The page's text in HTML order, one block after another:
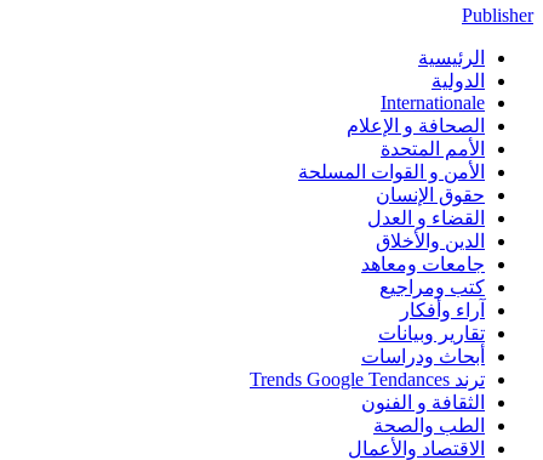
Publisher
الرئيسية
الدولية
Internationale
الصحافة و الإعلام
الأمم المتحدة
الأمن و القوات المسلحة
حقوق الإنسان
القضاء و العدل
الدين والأخلاق
جامعات ومعاهد
كتب ومراجيع
آراء وأفكار
تقارير وبيانات
أبحاث ودراسات
ترند Trends Google Tendances
الثقافة و الفنون
الطب والصحة
الاقتصاد والأعمال